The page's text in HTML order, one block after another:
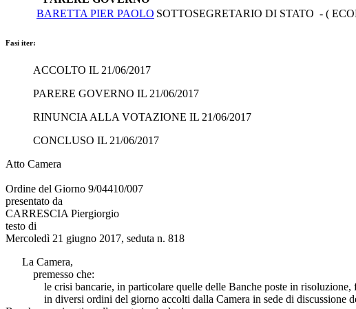
BARETTA PIER PAOLO SOTTOSEGRETARIO DI STATO - (
Fasi iter:
ACCOLTO IL 21/06/2017
PARERE GOVERNO IL 21/06/2017
RINUNCIA ALLA VOTAZIONE IL 21/06/2017
CONCLUSO IL 21/06/2017
Atto Camera
Ordine del Giorno 9/04410/007
presentato da
CARRESCIA Piergiorgio
testo di
Mercoledì 21 giugno 2017, seduta n. 818
La Camera,
premesso che:
le crisi bancarie, in particolare quelle delle Banche poste in risoluzione, fra
in diversi ordini del giorno accolti dalla Camera in sede di discussione